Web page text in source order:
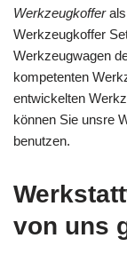
Werkzeugkofferals
Werkzeugkoffer
Werkzeugwagen
kompetenten
entwickelten
können Sie unsre
benutzen.
von uns